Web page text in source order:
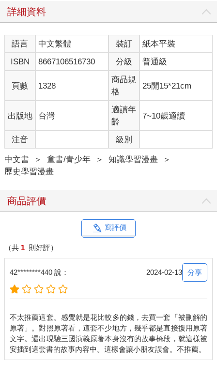
詳細資料
語言 中文繁體 裝訂
紙本平裝
ISBN
8667106516730 分級 普通級
頁數 1328
商品規
格
25開15*21cm
出版地 台灣
適讀年
齡
7~10歲適讀
注音 級別
中文書 ＞ 童書/青少年 ＞ 知識學習漫畫
＞
歷史學習漫畫
商品評價
寫評價
（共 1 則好評）
42********440 說： 2024-02-13 分享
不太推薦這套。感覺就是花比較多的錢，去買一套「被刪解的
原著」。對照原著看，這套不少地方，幾乎都是直接援用原著
文字。還出現驗三國演義原著本身沒有的故事橋段，就這樣被